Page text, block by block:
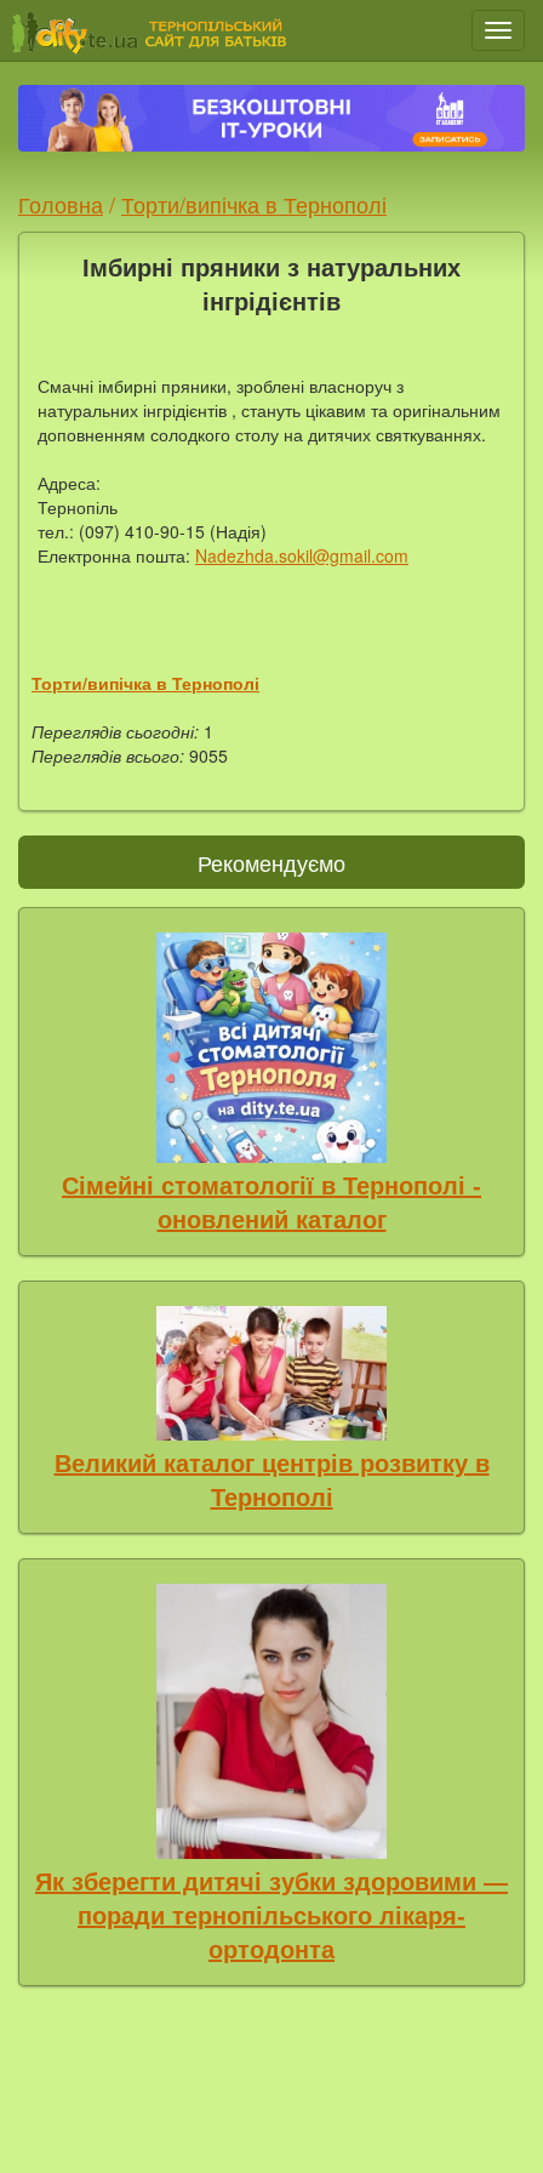
Меню
Головна /Торти/випічка в Тернополі
Імбирні пряники з натуральних
інгрідієнтів
Смачні імбирні пряники, зроблені власноруч з
натуральних інгрідієнтів , стануть цікавим та оригінальним
доповненням солодкого столу на дитячих святкуваннях.
Адреса:
Тернопіль
тел.: (097) 410-90-15 (Надія)
Електронна пошта: Nadezhda.sokil@gmail.com
Торти/випічка в Тернополі
Переглядів сьогодні: 1
Переглядів всього: 9055
Рекомендуємо
Сімейні стоматології в Тернополі -
оновлений каталог
Великий каталог центрів розвитку в
Тернополі
Як зберегти дитячі зубки здоровими —
поради тернопільського лікаря-
ортодонта